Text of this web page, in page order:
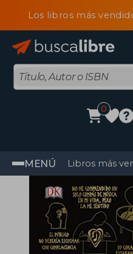
Los libros más
0
MENÚ Libros más